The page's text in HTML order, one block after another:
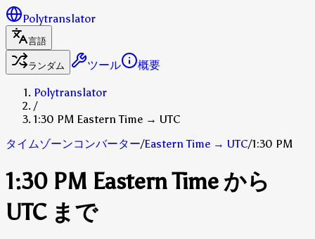
Polytranslator
言語
ランダム ツール 概要
Polytranslator
/
1:30 PM Eastern Time → UTC
タイムゾーンコンバーター/Eastern Time → UTC/1:30 PM
1:30 PM Eastern Time から
UTC まで